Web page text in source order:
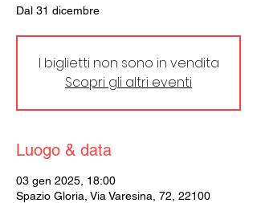
Dal 31 dicembre
I biglietti non sono in vendita
Scopri gli altri eventi
Luogo & data
03 gen 2025, 18:00
Spazio Gloria, Via Varesina, 72, 22100